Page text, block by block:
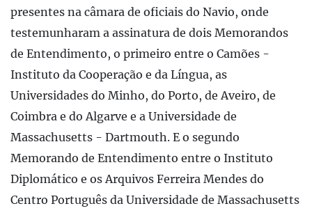
presentes na câmara de oficiais do Navio, onde
testemunharam a assinatura de dois Memorandos
de Entendimento, o primeiro entre o Camões -
Instituto da Cooperação e da Língua, as
Universidades do Minho, do Porto, de Aveiro, de
Coimbra e do Algarve e a Universidade de
Massachusetts - Dartmouth. E o segundo
Memorando de Entendimento entre o Instituto
Diplomático e os Arquivos Ferreira Mendes do
Centro Português da Universidade de Massachusetts